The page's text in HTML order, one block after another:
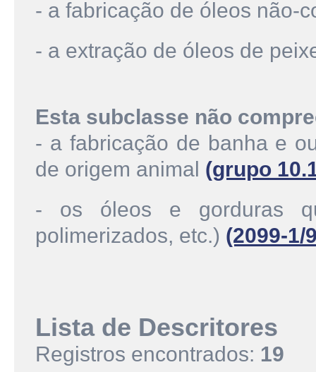
- a fabricação de óleos não-
- a extração de óleos de
Esta subclasse não
- a fabricação de banha e
de origem animal (grupo
- os óleos e gorduras
polimerizados, etc.) (2099-1/
Lista de Descritores
Registros encontrados: 19